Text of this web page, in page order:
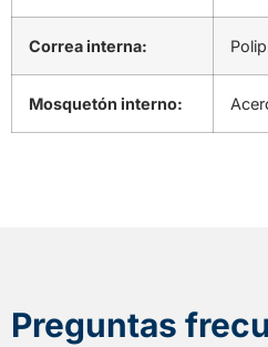
Correa interna:
Mosquetón interno:
Preguntas